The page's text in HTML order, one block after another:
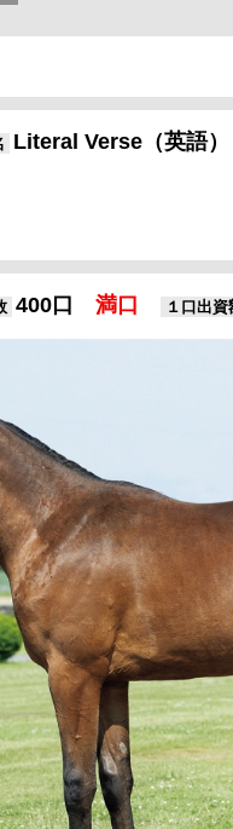
Literal Verse（英語）
400口 満口 １口出資